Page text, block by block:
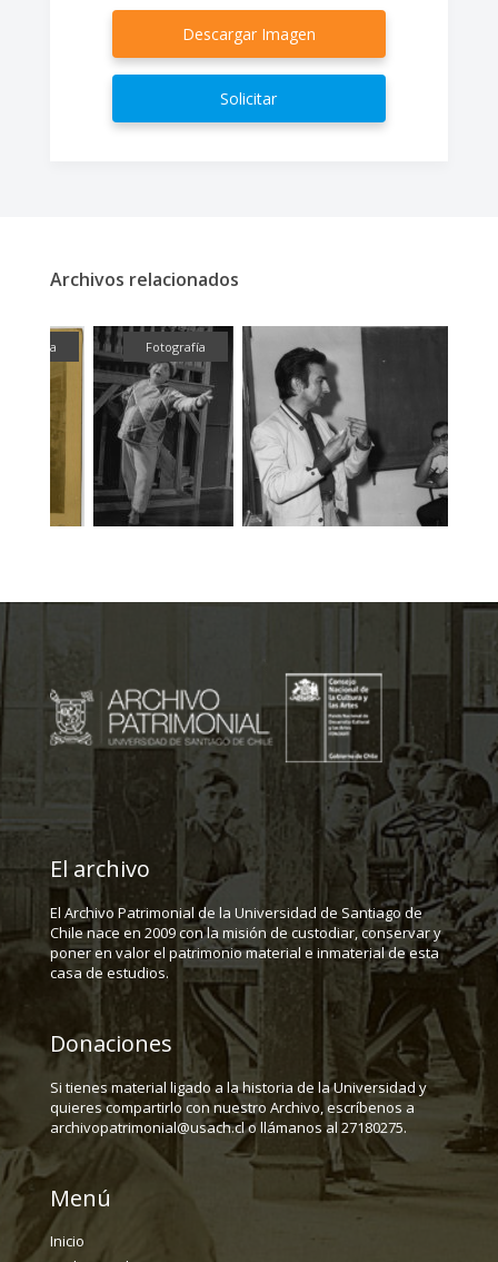
Descargar Imagen
Solicitar
Archivos relacionados
Fotografía
El archivo
El Archivo Patrimonial de la Universidad de Santiago de
Chile nace en 2009 con la misión de custodiar, conservar y
poner en valor el patrimonio material e inmaterial de esta
casa de estudios.
Donaciones
Si tienes material ligado a la historia de la Universidad y
quieres compartirlo con nuestro Archivo, escríbenos a
archivopatrimonial@usach.cl o llámanos al 27180275.
Menú
Inicio